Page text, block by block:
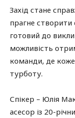
Захід стане
прагне створити
готовий до
можливість
команди, де
турботу.
Спікер – Юлія
асесор із 20-